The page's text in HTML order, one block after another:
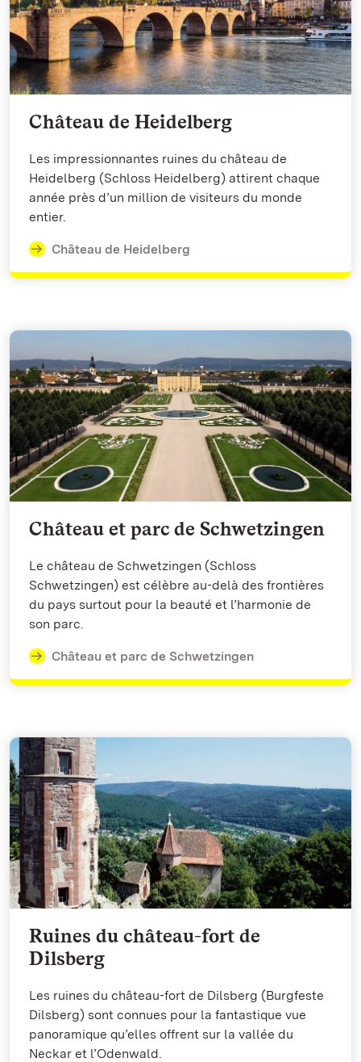
Château de Heidelberg
Les impressionnantes ruines du château de
Heidelberg (Schloss Heidelberg) attirent chaque
année près d’un million de visiteurs du monde
entier.
Château de Heidelberg
Château et parc de Schwetzingen
Le château de Schwetzingen (Schloss
Schwetzingen) est célèbre au-delà des frontières
du pays surtout pour la beauté et l’harmonie de
son parc.
Château et parc de Schwetzingen
Ruines du château-fort de
Dilsberg
Les ruines du château-fort de Dilsberg (Burgfeste
Dilsberg) sont connues pour la fantastique vue
panoramique qu’elles offrent sur la vallée du
Neckar et l’Odenwald.